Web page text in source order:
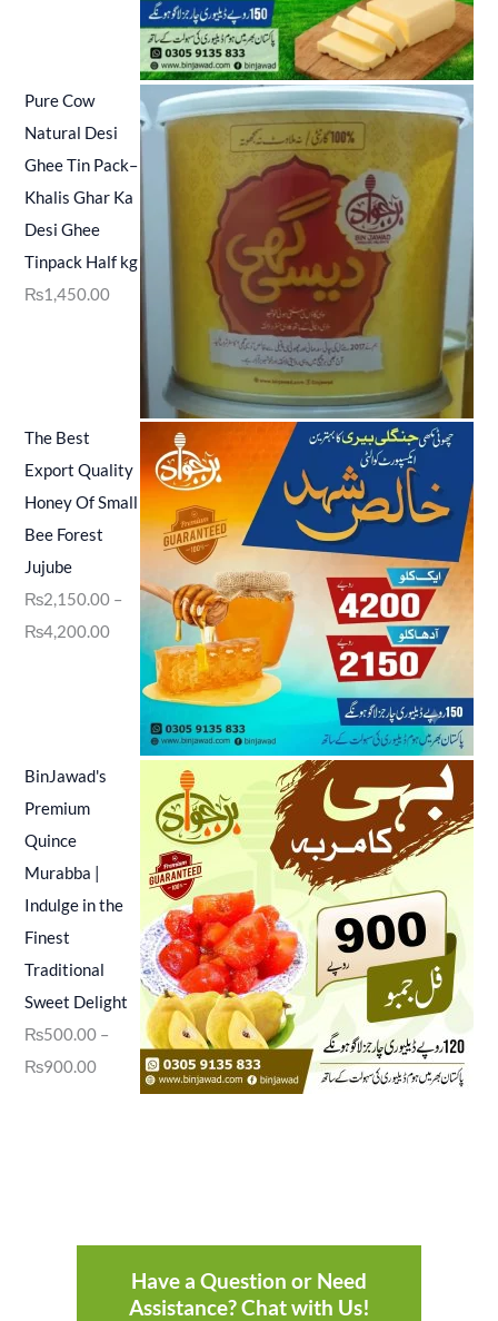
Pure Cow
Natural Desi
Ghee Tin Pack–
Khalis Ghar Ka
Desi Ghee
Tinpack Half kg
₨1,450.00
The Best
Export Quality
Honey Of Small
Bee Forest
Jujube
₨2,150.00 –
₨4,200.00
BinJawad's
Premium
Quince
Murabba |
Indulge in the
Finest
Traditional
Sweet Delight
₨500.00 –
₨900.00
Have a Question or Need
Assistance? Chat with Us!